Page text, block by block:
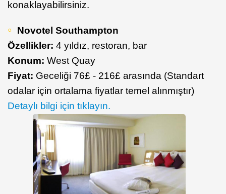
konaklayabilirsiniz.
Novotel Southampton
Özellikler: 4 yıldız, restoran, bar
Konum: West Quay
Fiyat: Geceliği 76£ - 216£ arasında (Standart
odalar için ortalama fiyatlar temel alınmıştır)
Detaylı bilgi için tıklayın.